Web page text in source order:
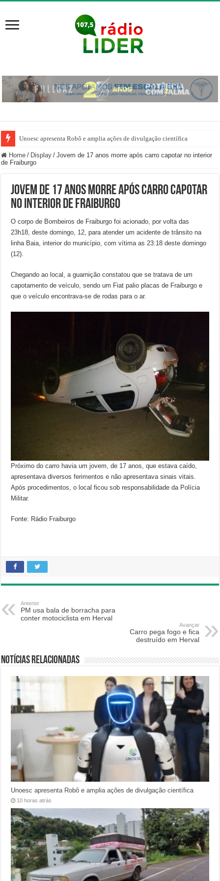
Unoesc apresenta Robô e amplia ações de divulgação científica
Home / Display / Jovem de 17 anos morre após carro capotar no interior
de Fraiburgo
Jovem de 17 anos morre após carro capotar
no interior de Fraiburgo
O corpo de Bombeiros de Fraiburgo foi acionado, por volta das
23h18, deste domingo, 12, para atender um acidente de trânsito na
linha Baia, interior do município, com vítima as 23:18 deste domingo
(12).
Chegando ao local, a guarnição constatou que se tratava de um
capotamento de veículo, sendo um Fiat palio placas de Fraiburgo e
que o veículo encontrava-se de rodas para o ar.
Próximo do carro havia um jovem, de 17 anos, que estava caído,
apresentava diversos ferimentos e não apresentava sinais vitais.
Após procedimentos, o local ficou sob responsabilidade da Polícia
Militar.
Fonte: Rádio Fraiburgo
Anterior
PM usa bala de borracha para
conter motociclista em Herval
Avançar
Carro pega fogo e fica
destruído em Herval
Notícias relacionadas
Unoesc apresenta Robô e amplia ações de divulgação científica
10 horas atrás